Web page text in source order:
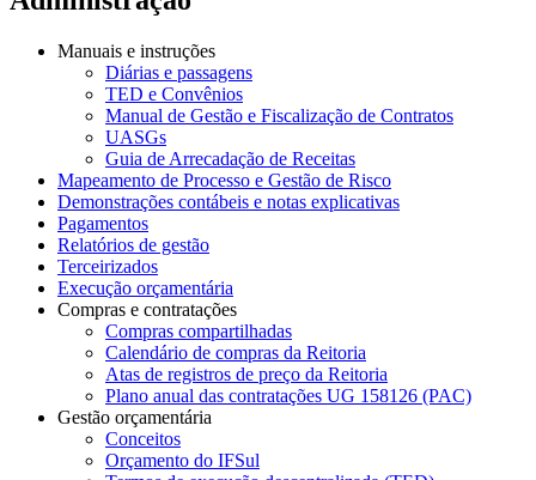
Manuais e instruções
Diárias e passagens
TED e Convênios
Manual de Gestão e Fiscalização de Contratos
UASGs
Guia de Arrecadação de Receitas
Mapeamento de Processo e Gestão de Risco
Demonstrações contábeis e notas explicativas
Pagamentos
Relatórios de gestão
Terceirizados
Execução orçamentária
Compras e contratações
Compras compartilhadas
Calendário de compras da Reitoria
Atas de registros de preço da Reitoria
Plano anual das contratações UG 158126 (PAC)
Gestão orçamentária
Conceitos
Orçamento do IFSul